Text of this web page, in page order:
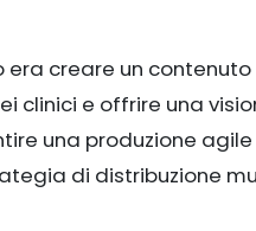
creare un
clinici e offrire una
una produzione
di distribuzione